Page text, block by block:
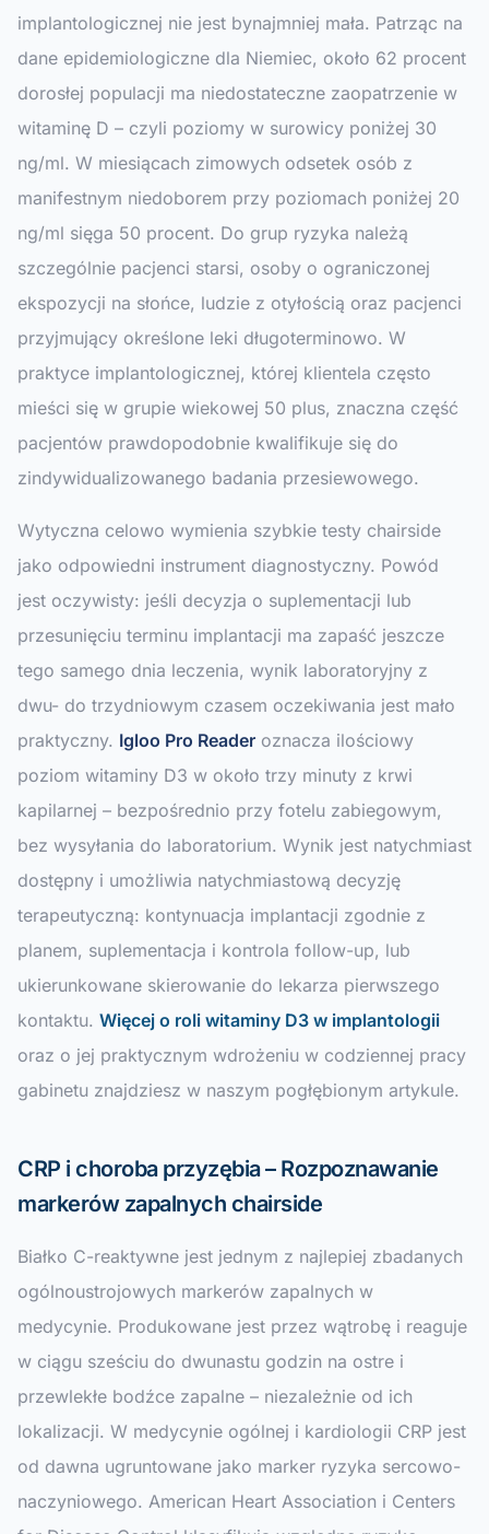
implantologicznej nie jest bynajmniej mała. Patrząc na
dane epidemiologiczne dla Niemiec, około 62 procent
dorosłej populacji ma niedostateczne zaopatrzenie w
witaminę D – czyli poziomy w surowicy poniżej 30
ng/ml. W miesiącach zimowych odsetek osób z
manifestnym niedoborem przy poziomach poniżej 20
ng/ml sięga 50 procent. Do grup ryzyka należą
szczególnie pacjenci starsi, osoby o ograniczonej
ekspozycji na słońce, ludzie z otyłością oraz pacjenci
przyjmujący określone leki długoterminowo. W
praktyce implantologicznej, której klientela często
mieści się w grupie wiekowej 50 plus, znaczna część
pacjentów prawdopodobnie kwalifikuje się do
zindywidualizowanego badania przesiewowego.
Wytyczna celowo wymienia szybkie testy chairside
jako odpowiedni instrument diagnostyczny. Powód
jest oczywisty: jeśli decyzja o suplementacji lub
przesunięciu terminu implantacji ma zapaść jeszcze
tego samego dnia leczenia, wynik laboratoryjny z
dwu- do trzydniowym czasem oczekiwania jest mało
praktyczny. Igloo Pro Reader oznacza ilościowy
poziom witaminy D3 w około trzy minuty z krwi
kapilarnej – bezpośrednio przy fotelu zabiegowym,
bez wysyłania do laboratorium. Wynik jest natychmiast
dostępny i umożliwia natychmiastową decyzję
terapeutyczną: kontynuacja implantacji zgodnie z
planem, suplementacja i kontrola follow-up, lub
ukierunkowane skierowanie do lekarza pierwszego
kontaktu. Więcej o roli witaminy D3 w implantologii
oraz o jej praktycznym wdrożeniu w codziennej pracy
gabinetu znajdziesz w naszym pogłębionym artykule.
CRP i choroba przyzębia – Rozpoznawanie
markerów zapalnych chairside
Białko C-reaktywne jest jednym z najlepiej zbadanych
ogólnoustrojowych markerów zapalnych w
medycynie. Produkowane jest przez wątrobę i reaguje
w ciągu sześciu do dwunastu godzin na ostre i
przewlekłe bodźce zapalne – niezależnie od ich
lokalizacji. W medycynie ogólnej i kardiologii CRP jest
od dawna ugruntowane jako marker ryzyka sercowo-
naczyniowego. American Heart Association i Centers